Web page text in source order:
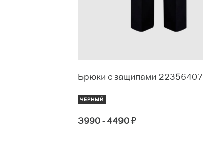
Брюки с защипами 22356407
ЧЕРНЫЙ
3990 - 4490₽